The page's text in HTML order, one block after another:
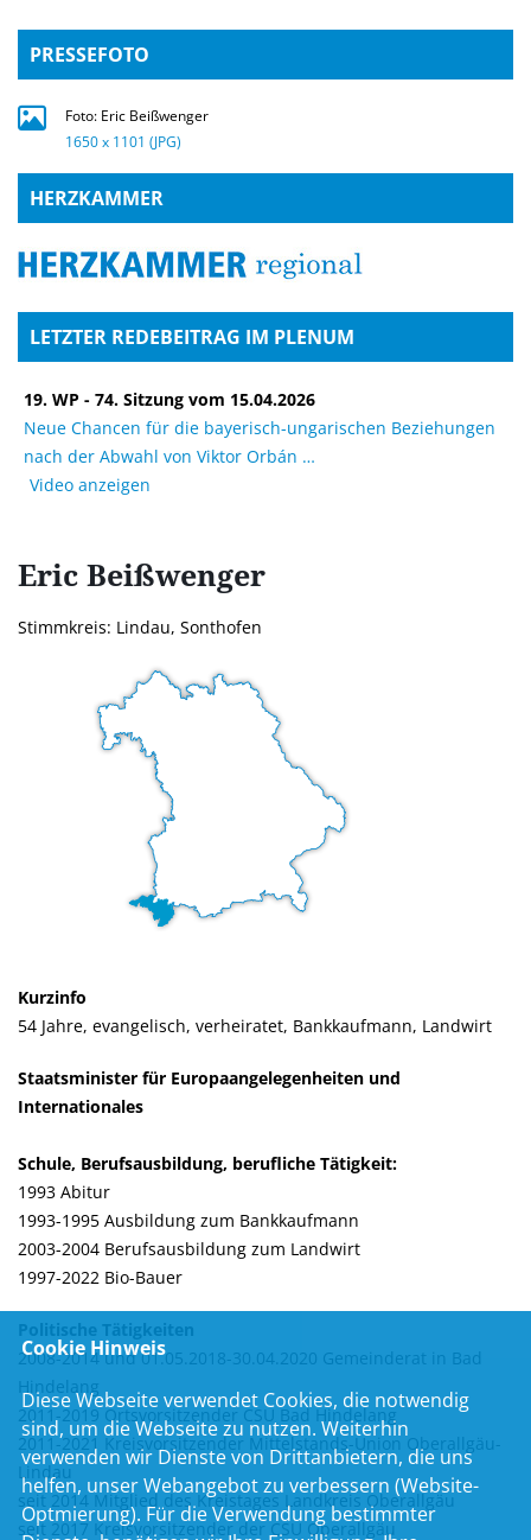
PRESSEFOTO
Foto: Eric Beißwenger
1650 x 1101 (JPG)
HERZKAMMER
LETZTER REDEBEITRAG IM PLENUM
19. WP - 74. Sitzung vom 15.04.2026
Neue Chancen für die bayerisch-ungarischen Beziehungen
nach der Abwahl von Viktor Orbán
Video anzeigen
Eric Beißwenger
Stimmkreis: Lindau, Sonthofen
Kurzinfo
54 Jahre, evangelisch, verheiratet, Bankkaufmann, Landwirt
Staatsminister für Europaangelegenheiten und
Internationales
Schule, Berufsausbildung, berufliche Tätigkeit:
1993 Abitur
1993-1995 Ausbildung zum Bankkaufmann
2003-2004 Berufsausbildung zum Landwirt
1997-2022 Bio-Bauer
Politische Tätigkeiten
2008-2014 und 01.05.2018-30.04.2020 Gemeinderat in Bad
Hindelang
2011-2019 Ortsvorsitzender CSU Bad Hindelang
2011-2021 Kreisvorsitzender Mittelstands-Union Oberallgäu-
Lindau
seit 2014 Mitglied des Kreistages Landkreis Oberallgäu
seit 2017 Kreisvorsitzender der CSU Oberallgäu
Cookie Hinweis
Diese Webseite verwendet Cookies, die notwendig
sind, um die Webseite zu nutzen. Weiterhin
verwenden wir Dienste von Drittanbietern, die uns
helfen, unser Webangebot zu verbessern (Website-
Optmierung). Für die Verwendung bestimmter